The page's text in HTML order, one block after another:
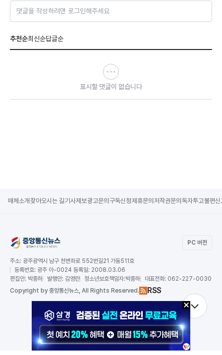
댓글을 작성하려면 로그인해주세요
추천순최신순답글순
표시할 댓글이 없습니다
매체소개 찾아오시는 길기사제보광고문의 구독신청제휴문의 저작권문의 독자투고불편신
PC 버전
주소: 광주광역시 남구 천변좌로 552번길21 가동511호
등록번호: 광주 아-0024 등록일: 2008.03.06
편집인: 박종하 발행인: 김영란 청소년보호책임자:박종하 대표전화: 062-227-0030
Copyright by 중앙통신뉴스, All Rights Reserved. RSS